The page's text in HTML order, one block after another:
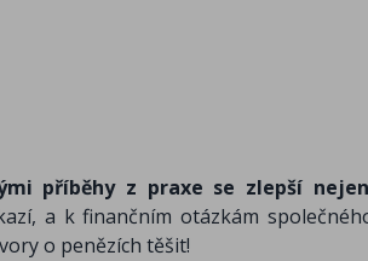
příběhy z praxe se zlepší
a k finančním otázkám
o penězích těšit!